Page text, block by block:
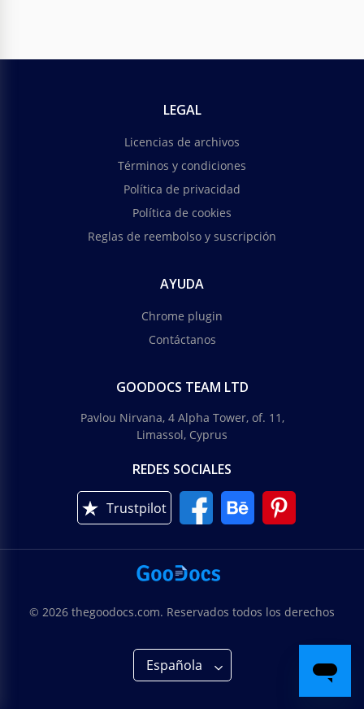
LEGAL
Licencias de archivos
Términos y condiciones
Política de privacidad
Política de cookies
Reglas de reembolso y suscripción
AYUDA
Chrome plugin
Contáctanos
GOODOCS TEAM LTD
Pavlou Nirvana, 4 Alpha Tower, of. 11,
Limassol, Cyprus
REDES SOCIALES
Trustpilot
© 2026 thegoodocs.com. Reservados todos los derechos
Española